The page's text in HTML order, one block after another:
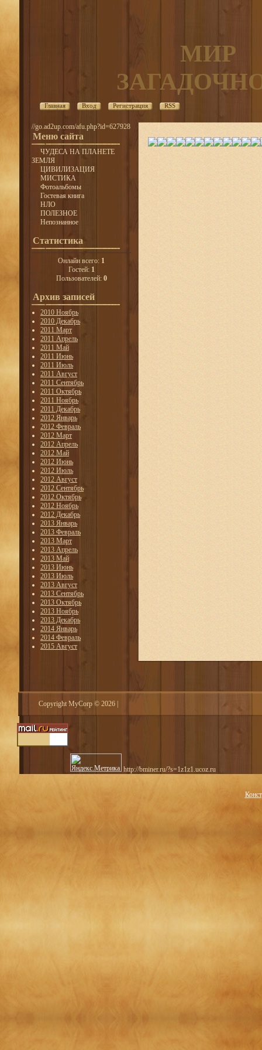
МИР
Главная Вход Регистрация RSS
//go.ad2up.com/afu.php?id=627928
Меню сайта
ЧУДЕСА НА ПЛАНЕТЕ
ЗЕМЛЯ
ЦИВИЛИЗАЦИЯ
МИСТИКА
Фотоальбомы
Гостевая книга
НЛО
ПОЛЕЗНОЕ
Непознанное
Статистика
Онлайн всего: 1
Гостей: 1
Пользователей: 0
Архив записей
2010 Ноябрь
2010 Декабрь
2011 Март
2011 Апрель
2011 Май
2011 Июнь
2011 Июль
2011 Август
2011 Сентябрь
2011 Октябрь
2011 Ноябрь
2011 Декабрь
2012 Январь
2012 Февраль
2012 Март
2012 Апрель
2012 Май
2012 Июнь
2012 Июль
2012 Август
2012 Сентябрь
2012 Октябрь
2012 Ноябрь
2012 Декабрь
2013 Январь
2013 Февраль
2013 Март
2013 Апрель
2013 Май
2013 Июнь
2013 Июль
2013 Август
2013 Сентябрь
2013 Октябрь
2013 Ноябрь
2013 Декабрь
2014 Январь
2014 Февраль
2015 Август
Copyright MyCorp © 2026
http://bminer.ru/?s=1z1z1.ucoz.ru